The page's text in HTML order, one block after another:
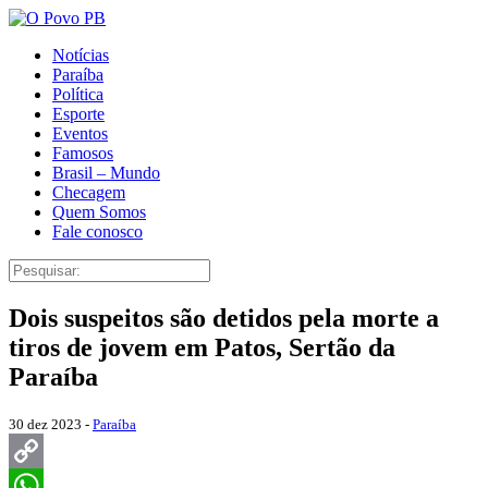
Notícias
Paraíba
Política
Esporte
Eventos
Famosos
Brasil – Mundo
Checagem
Quem Somos
Fale conosco
Dois suspeitos são detidos pela morte a
tiros de jovem em Patos, Sertão da
Paraíba
30 dez 2023 - Paraíba